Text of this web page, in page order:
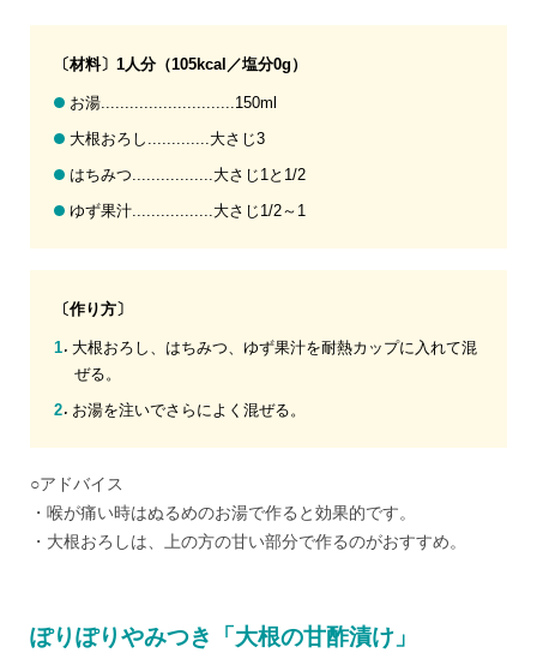
〔材料〕1人分（105kcal／塩分0g）
お湯............................150ml
大根おろし.............大さじ3
はちみつ.................大さじ1と1/2
ゆず果汁.................大さじ1/2～1
〔作り方〕
大根おろし、はちみつ、ゆず果汁を耐熱カップに入れて混
ぜる。
お湯を注いでさらによく混ぜる。
○アドバイス
・喉が痛い時はぬるめのお湯で作ると効果的です。
・大根おろしは、上の方の甘い部分で作るのがおすすめ。
ぽりぽりやみつき「大根の甘酢漬け」